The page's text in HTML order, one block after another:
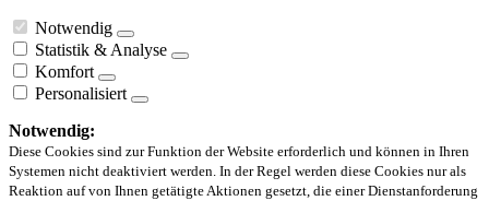
Notwendig
Statistik & Analyse
Komfort
Personalisiert
Notwendig:
Diese Cookies sind zur Funktion der Website erforderlich und können in Ihren
Systemen nicht deaktiviert werden. In der Regel werden diese Cookies nur als
Reaktion auf von Ihnen getätigte Aktionen gesetzt, die einer Dienstanforderung